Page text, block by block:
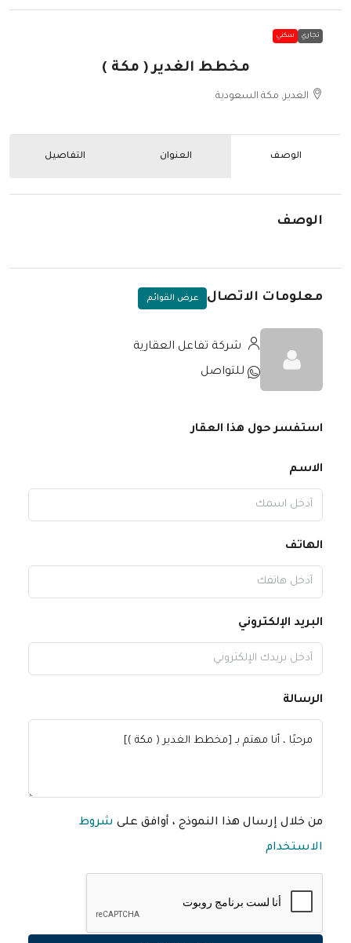
تجاري سكني
مخطط الغدير ( مكة )
الغدير, مكة السعودية
الوصف العنوان التفاصيل
الوصف
معلومات الاتصال عرض القوائم
شركة تفاعل العقارية
للتواصل
استفسر حول هذا العقار
الاسم
الهاتف
البريد الإلكتروني
الرسالة
من خلال إرسال هذا النموذج ، أوافق على شروط
الاستخدام